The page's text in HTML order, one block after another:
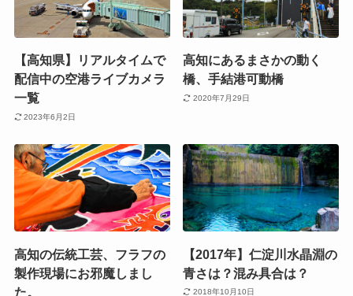
【高知県】リアルタイムで
配信中の空港ライブカメラ
一覧
2023年6月2日
高知にあるまさかの動く
橋、手結港可動橋
2020年7月29日
高知の伝統工芸、フラフの
製作現場にお邪魔しまし
た。
【2017年】仁淀川水晶淵の
青さは？混み具合は？
2018年10月10日